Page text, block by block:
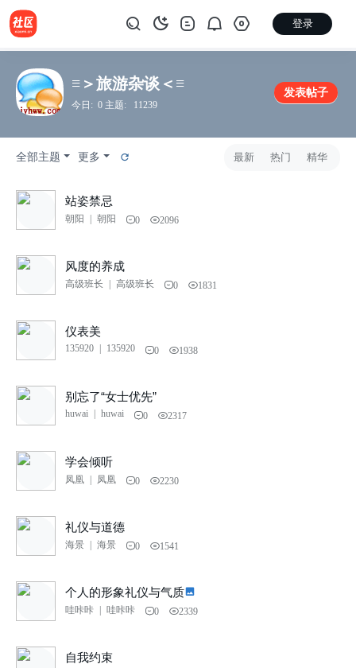
登录
≡＞旅游杂谈＜≡
今日: 0 主题: 11239
发表帖子
全部主题 更多 最新 热门 精华
站姿禁忌
朝阳 | 朝阳 0 2096
风度的养成
高级班长 | 高级班长 0 1831
仪表美
135920 | 135920 0 1938
别忘了“女士优先”
huwai | huwai 0 2317
学会倾听
凤凰 | 凤凰 0 2230
礼仪与道德
海景 | 海景 0 1541
个人的形象礼仪与气质
哇咔咔 | 哇咔咔 0 2339
自我约束